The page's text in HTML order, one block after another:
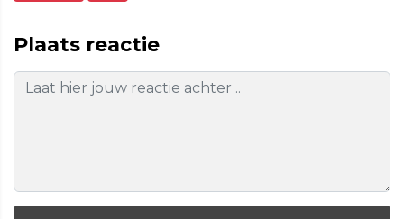
Plaats reactie